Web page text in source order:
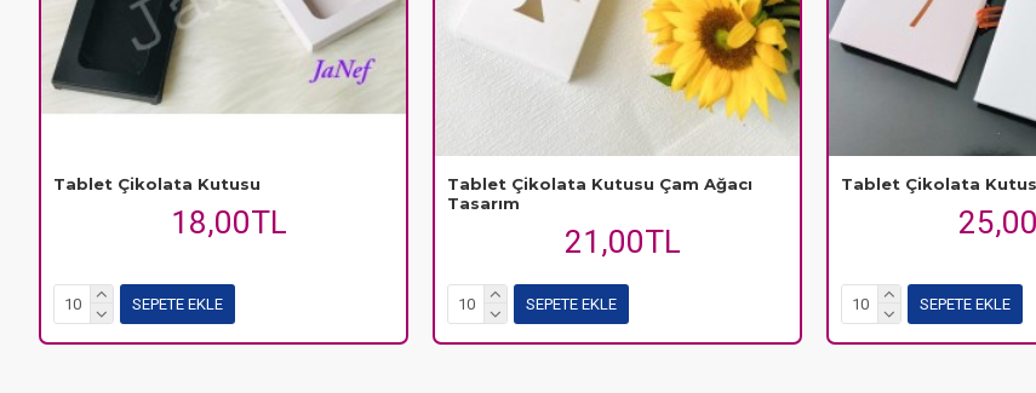
Tablet Çikolata Kutusu
18,00TL
SEPETE EKLE
Tablet Çikolata Kutusu Çam Ağacı
Tasarım
21,00TL
SEPETE EKLE
Tablet Çikolata
SEPETE EKLE